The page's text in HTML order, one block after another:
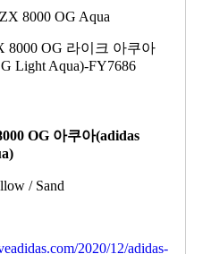
8000 OG Aqua
OG 아쿠아(adidas
/ Sand
2020/12/adidas-